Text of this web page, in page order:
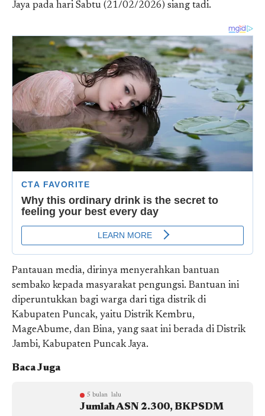
Jaya pada hari Sabtu (21/02/2026) siang tadi.
Pantauan media, dirinya menyerahkan bantuan
sembako kepada masyarakat pengungsi. Bantuan ini
diperuntukkan bagi warga dari tiga distrik di
Kabupaten Puncak, yaitu Distrik Kembru,
MageAbume, dan Bina, yang saat ini berada di Distrik
Jambi, Kabupaten Puncak Jaya.
Baca Juga
5 bulan lalu
Jumlah ASN 2.300, BKPSDM